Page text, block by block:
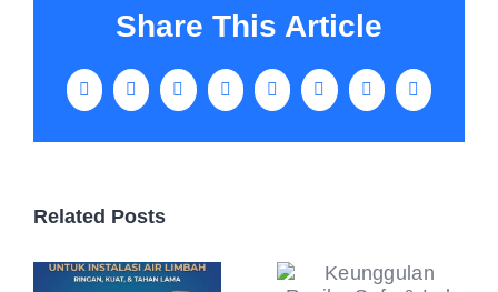
Share This Article
Facebook
X LinkedInWhatsApp
TumblrPinterestVk Email
Related Posts